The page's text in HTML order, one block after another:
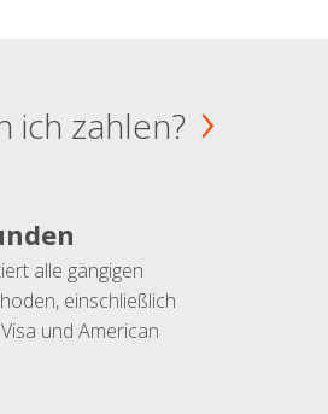
ich zahlen?
alle gängigen
einschließlich
und American